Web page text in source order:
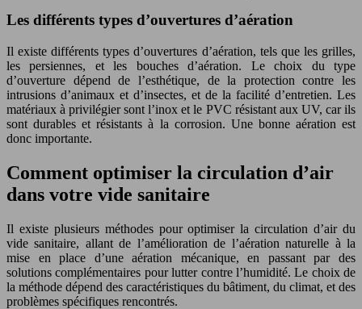
Les différents types d’ouvertures d’aération
Il existe différents types d’ouvertures d’aération, tels que les grilles,
les persiennes, et les bouches d’aération. Le choix du type
d’ouverture dépend de l’esthétique, de la protection contre les
intrusions d’animaux et d’insectes, et de la facilité d’entretien. Les
matériaux à privilégier sont l’inox et le PVC résistant aux UV, car ils
sont durables et résistants à la corrosion. Une bonne aération est
donc importante.
Comment optimiser la circulation d’air
dans votre vide sanitaire
Il existe plusieurs méthodes pour optimiser la circulation d’air du
vide sanitaire, allant de l’amélioration de l’aération naturelle à la
mise en place d’une aération mécanique, en passant par des
solutions complémentaires pour lutter contre l’humidité. Le choix de
la méthode dépend des caractéristiques du bâtiment, du climat, et des
problèmes spécifiques rencontrés.